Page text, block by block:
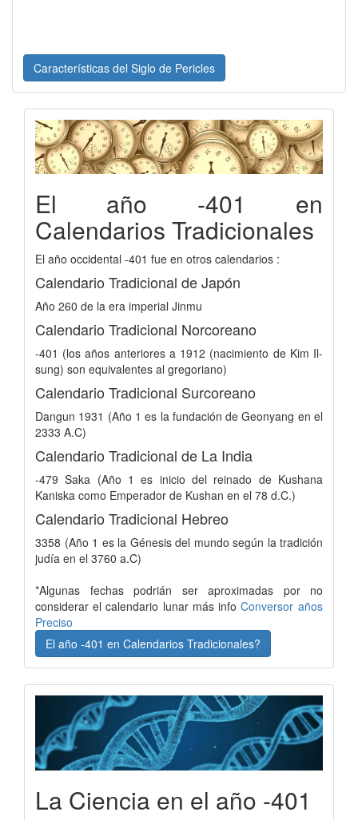
Características del Siglo de Pericles
El año -401 en
Calendarios Tradicionales
El año occidental -401 fue en otros calendarios :
Calendario Tradicional de Japón
Año 260 de la era imperial Jinmu
Calendario Tradicional Norcoreano
-401 (los años anteriores a 1912 (nacimiento de Kim Il-
sung) son equivalentes al gregoriano)
Calendario Tradicional Surcoreano
Dangun 1931 (Año 1 es la fundación de Geonyang en el
2333 A.C)
Calendario Tradicional de La India
-479 Saka (Año 1 es inicio del reinado de Kushana
Kaniska como Emperador de Kushan en el 78 d.C.)
Calendario Tradicional Hebreo
3358 (Año 1 es la Génesis del mundo según la tradición
judía en el 3760 a.C)
*Algunas fechas podrián ser aproximadas por no
considerar el calendario lunar más info Conversor años
Preciso
El año -401 en Calendarios Tradicionales?
La Ciencia en el año -401